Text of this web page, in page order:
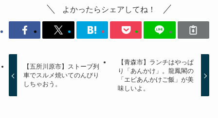
よかったらシェアしてね！
【五所川原市】ストーブ列
車でスルメ焼いてのんびり
しちゃおう。
【青森市】ランチはやっぱ
り「あんかけ」。龍鳳閣の
「エビあんかけご飯」が美
味しいよ。